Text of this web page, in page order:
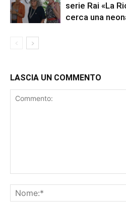
serie Rai «La
cerca una
LASCIA UN COMMENTO